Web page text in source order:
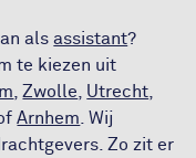
alsassistant?
te kiezen uit
Zwolle Utrecht
Arnhem . Wij
Zo zit er